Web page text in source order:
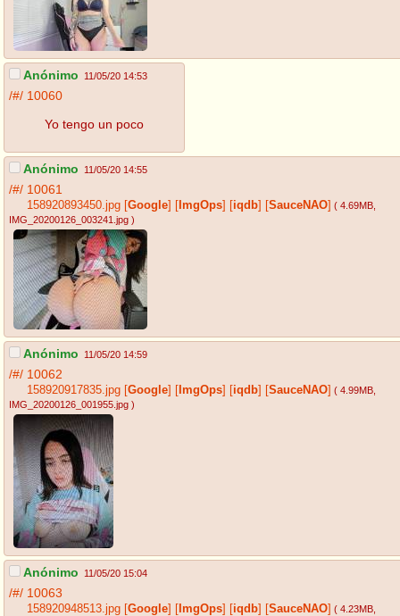
Anónimo 11/05/20 14:53
/#/ 10060
Yo tengo un poco
Anónimo 11/05/20 14:55
/#/ 10061
158920893450.jpg [Google] [ ImgOps] [iqdb] [SauceNAO] ( 4.69MB
IMG_20200126_003241.jpg )
Anónimo 11/05/20 14:59
/#/ 10062
158920917835.jpg [Google] [ ImgOps] [iqdb] [SauceNAO] ( 4.99MB
IMG_20200126_001955.jpg )
Anónimo 11/05/20 15:04
/#/ 10063
158920948513.jpg [Google] [ ImgOps] [iqdb] [SauceNAO] ( 4.23MB